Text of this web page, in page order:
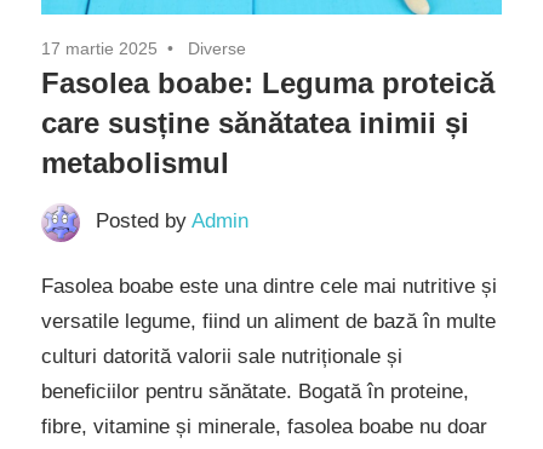
17 martie 2025 Diverse
Fasolea boabe: Leguma proteică
care susține sănătatea inimii și
metabolismul
Posted by Admin
Fasolea boabe este una dintre cele mai nutritive și
versatile legume, fiind un aliment de bază în multe
culturi datorită valorii sale nutriționale și
beneficiilor pentru sănătate. Bogată în proteine,
fibre, vitamine și minerale, fasolea boabe nu doar